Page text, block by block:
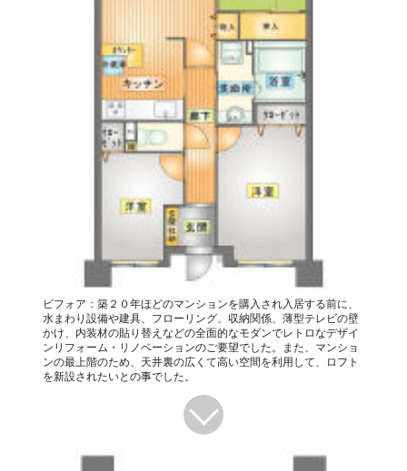
ビフォア：築２０年ほどのマンションを購入され入居する前に、
水まわり設備や建具、フローリング、収納関係、薄型テレビの壁
かけ、内装材の貼り替えなどの全面的なモダンでレトロなデザイ
ンリフォーム・リノベーションのご要望でした。また、マンショ
ンの最上階のため、天井裏の広くて高い空間を利用して、ロフト
を新設されたいとの事でした。